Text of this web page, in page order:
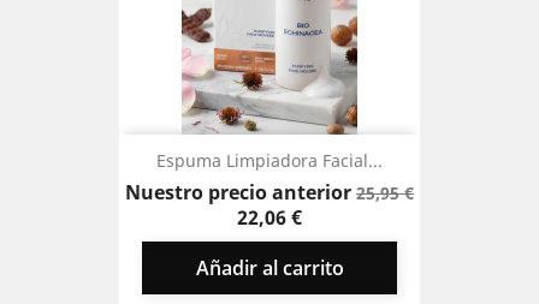
Espuma Limpiadora Facial...
Nuestro precio anteriorPrecio
25,95 €Precio
22,06 €
Añadir al carrito